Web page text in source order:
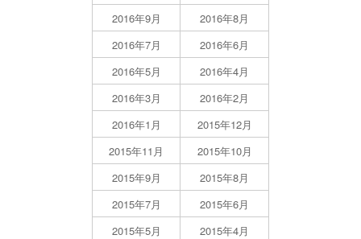
2016年9月
2016年8月
2016年7月
2016年6月
2016年5月
2016年4月
2016年3月
2016年2月
2016年1月
2015年12月
2015年11月
2015年10月
2015年9月
2015年8月
2015年7月
2015年6月
2015年5月
2015年4月